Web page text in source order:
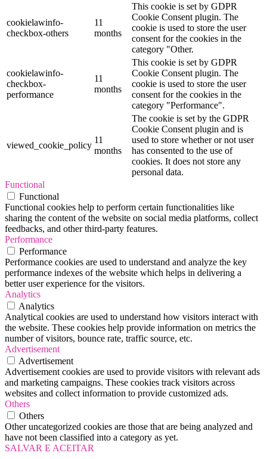
cookielawinfo-
checkbox-others
11
months
This cookie is set by GDPR
Cookie Consent plugin. The
cookie is used to store the user
consent for the cookies in the
category "Other.
cookielawinfo-
checkbox-
performance
11
months
This cookie is set by GDPR
Cookie Consent plugin. The
cookie is used to store the user
consent for the cookies in the
category "Performance".
viewed_cookie_policy
11
months
The cookie is set by the GDPR
Cookie Consent plugin and is
used to store whether or not user
has consented to the use of
cookies. It does not store any
personal data.
Functional
Functional
Functional cookies help to perform certain functionalities like
sharing the content of the website on social media platforms, collect
feedbacks, and other third-party features.
Performance
Performance
Performance cookies are used to understand and analyze the key
performance indexes of the website which helps in delivering a
better user experience for the visitors.
Analytics
Analytics
Analytical cookies are used to understand how visitors interact with
the website. These cookies help provide information on metrics the
number of visitors, bounce rate, traffic source, etc.
Advertisement
Advertisement
Advertisement cookies are used to provide visitors with relevant ads
and marketing campaigns. These cookies track visitors across
websites and collect information to provide customized ads.
Others
Others
Other uncategorized cookies are those that are being analyzed and
have not been classified into a category as yet.
SALVAR E ACEITAR